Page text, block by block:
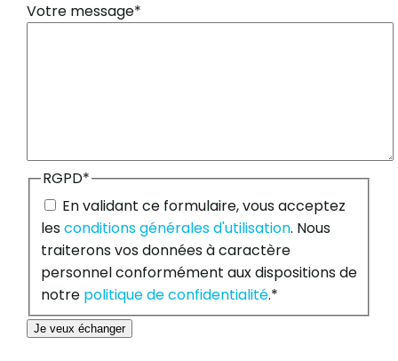
Votre message*
RGPD*
En validant ce formulaire, vous acceptez
lesconditions générales d'utilisation. Nous
traiterons vos données à caractère
personnel conformément aux dispositions de
notre politique de confidentialité.*
Je veux échanger